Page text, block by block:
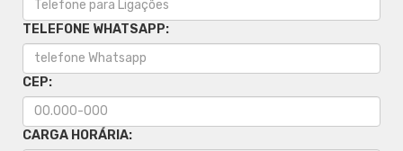
TELEFONE WHATSAPP:
CEP:
CARGA HORÁRIA: